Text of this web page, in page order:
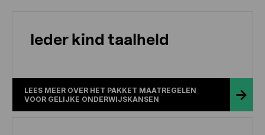
Ieder kind taalheld
LEES MEER OVER HET PAKKET MAATREGELEN
VOOR GELIJKE ONDERWIJSKANSEN